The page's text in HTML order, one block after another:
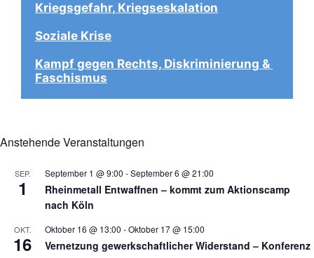
Kriegsgefahr, Kriegseskalation
Soziale Krise
Kampf gegen Rechts, Diskriminierung &
Faschismus
Anstehende Veranstaltungen
SEP.
1
September 1 @ 9:00 -September 6 @ 21:00
Rheinmetall Entwaffnen – kommt zum Aktionscamp
nach Köln
OKT.
16
Oktober 16 @ 13:00 -Oktober 17 @ 15:00
Vernetzung gewerkschaftlicher Widerstand – Konferenz